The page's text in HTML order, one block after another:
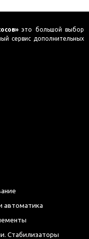
это большой выбор
сервис дополнительных
автоматика
Стабилизаторы